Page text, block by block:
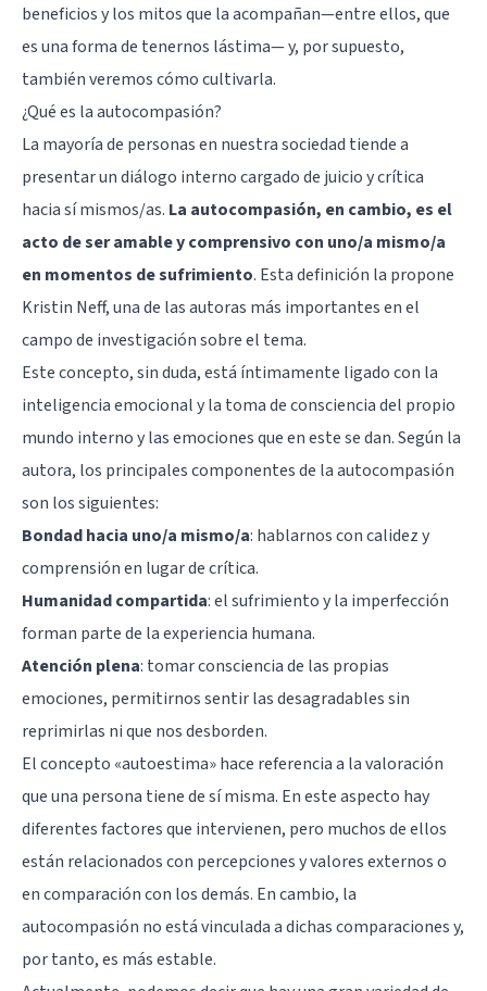
beneficios y los mitos que la acompañan—entre ellos, que
es una forma de tenernos lástima— y, por supuesto,
también veremos cómo cultivarla.
¿Qué es la autocompasión?
La mayoría de personas en nuestra sociedad tiende a
presentar un diálogo interno cargado de juicio y crítica
hacia sí mismos/as. La autocompasión, en cambio, es el
acto de ser amable y comprensivo con uno/a mismo/a
en momentos de sufrimiento. Esta definición la propone
Kristin Neff, una de las autoras más importantes en el
campo de investigación sobre el tema.
Este concepto, sin duda, está íntimamente ligado con la
inteligencia emocional y la toma de consciencia del propio
mundo interno y las emociones que en este se dan. Según la
autora, los principales componentes de la autocompasión
son los siguientes:
Bondad hacia uno/a mismo/a: hablarnos con calidez y
comprensión en lugar de crítica.
Humanidad compartida: el sufrimiento y la imperfección
forman parte de la experiencia humana.
Atención plena: tomar consciencia de las propias
emociones, permitirnos sentir las desagradables sin
reprimirlas ni que nos desborden.
El concepto «autoestima» hace referencia a la valoración
que una persona tiene de sí misma. En este aspecto hay
diferentes factores que intervienen, pero muchos de ellos
están relacionados con percepciones y valores externos o
en comparación con los demás. En cambio, la
autocompasión no está vinculada a dichas comparaciones y,
por tanto, es más estable.